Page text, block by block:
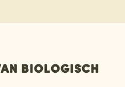
biologisch